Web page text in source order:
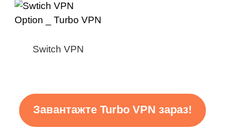
Switch VPN
Завантажте Turbo VPN зараз!